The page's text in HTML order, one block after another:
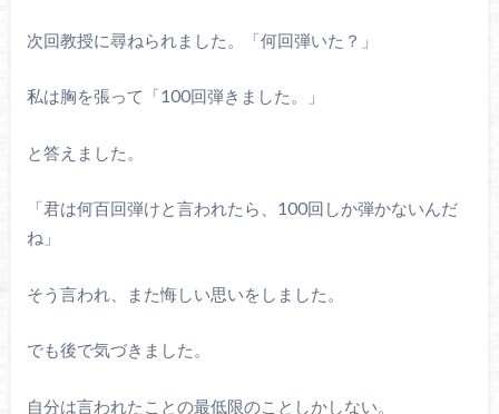
次回教授に尋ねられました。「何回弾いた？」
私は胸を張って「100回弾きました。」
と答えました。
「君は何百回弾けと言われたら、 100回しか弾かないんだ
ね」
そう言われ、また悔しい思いをしました。
でも後で気づきました。
自分は言われたことの最低限のことしかしない。